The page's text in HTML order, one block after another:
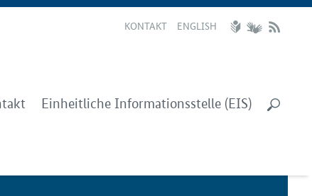
KONTAKT ENGLISH
Einheitliche Informationsstelle (EIS)